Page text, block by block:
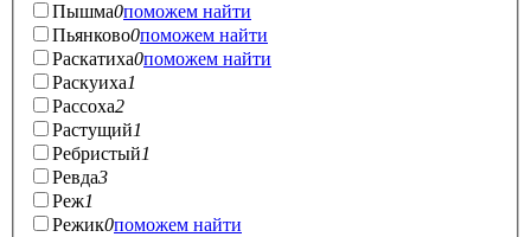
Пышма0поможем найти
Пьянково0поможем найти
Раскатиха0поможем найти
Раскуиха1
Рассоха2
Растущий1
Ребристый1
Ревда3
Реж1
Режик0поможем найти